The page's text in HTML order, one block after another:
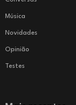
Música
Novidades
Opinião
Testes